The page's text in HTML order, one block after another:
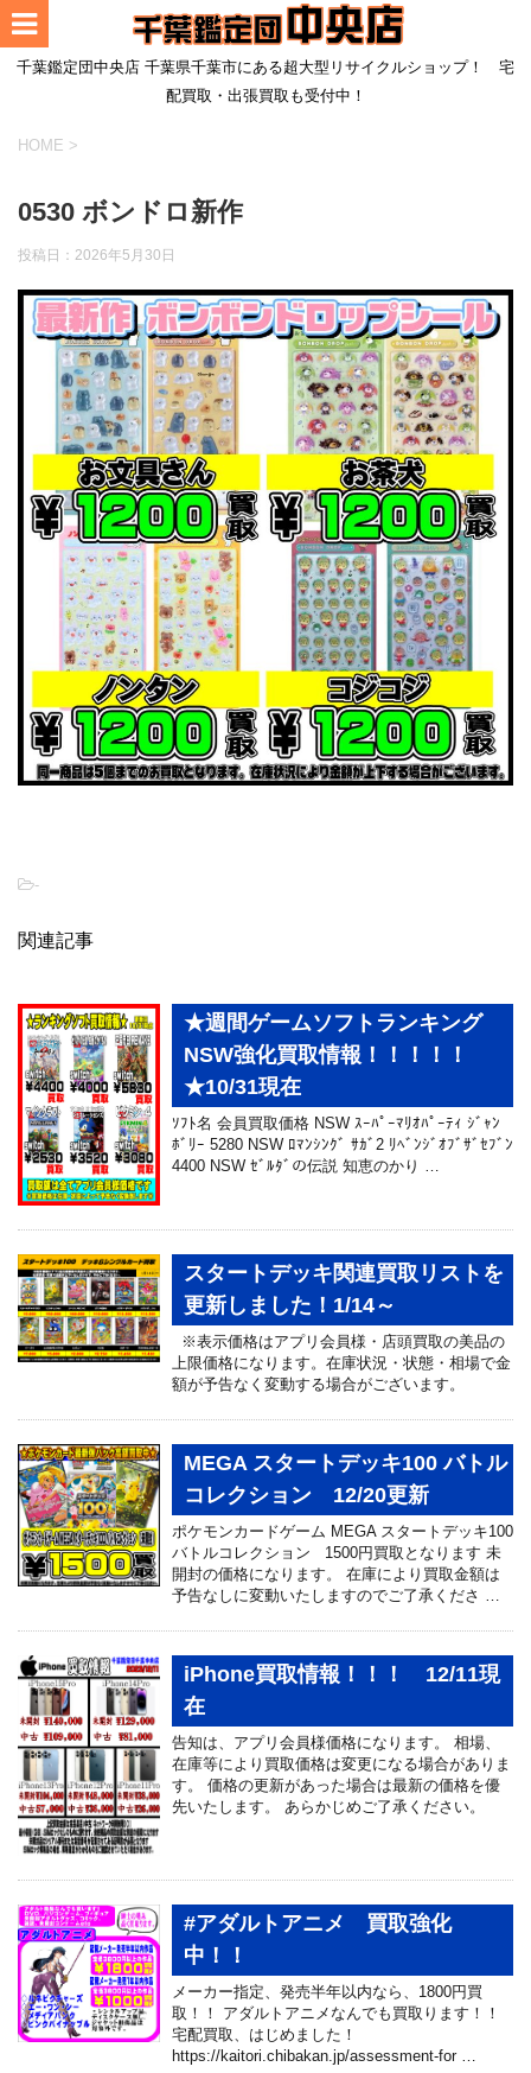
千葉鑑定団中央店 千葉県千葉市にある超大型リサイクルショップ！ 宅
配買取・出張買取も受付中！
HOME >
0530 ボンドロ新作
投稿日： 2026年5月30日
-
関連記事
★週間ゲームソフトランキング
NSW強化買取情報！！！！！
★10/31現在
ｿﾌﾄ名 会員買取価格 NSW ｽｰﾊﾟｰﾏﾘｵﾊﾟｰﾃｨ ｼﾞｬﾝ
ﾎﾞﾘｰ 5280 NSW ﾛﾏﾝｼﾝｸﾞ ｻｶﾞ2 ﾘﾍﾞﾝｼﾞｵﾌﾞｻﾞｾﾌﾞﾝ
4400 NSW ｾﾞﾙﾀﾞの伝説 知恵のかり …
スタートデッキ関連買取リストを
更新しました！1/14～
※表示価格はアプリ会員様・店頭買取の美品の
上限価格になります。在庫状況・状態・相場で金
額が予告なく変動する場合がございます。
MEGA スタートデッキ100 バトル
コレクション 12/20更新
ポケモンカードゲーム MEGA スタートデッキ100
バトルコレクション 1500円買取となります 未
開封の価格になります。 在庫により買取金額は
予告なしに変動いたしますのでご了承くださ …
iPhone買取情報！！！ 12/11現
在
告知は、アプリ会員様価格になります。 相場、
在庫等により買取価格は変更になる場合がありま
す。 価格の更新があった場合は最新の価格を優
先いたします。 あらかじめご了承ください。
#アダルトアニメ 買取強化
中！！
メーカー指定、発売半年以内なら、1800円買
取！！ アダルトアニメなんでも買取ります！！
宅配買取、はじめました！
https://kaitori.chibakan.jp/assessment-for …